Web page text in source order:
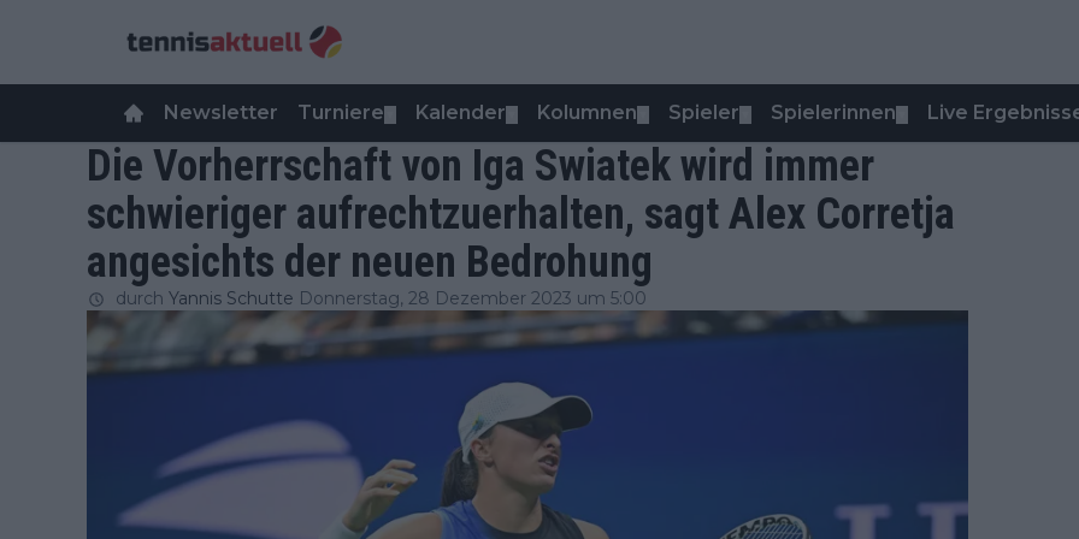
Newsletter Turniere Kalender Kolumnen Spieler Spielerinnen Live
Die Vorherrschaft von Iga Swiatek wird immer
schwieriger aufrechtzuerhalten, sagt Alex Corretja
angesichts der neuen Bedrohung
durch Yannis Schutte Donnerstag, 28 Dezember 2023 um 5:00